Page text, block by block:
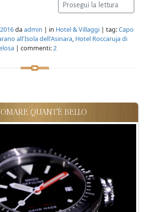
Prosegui la lettura
daadmin | in Hotel & Villaggi | tag:Capo
all'Isola dell'Asinara, Hotel Roccaruja di
| commenti:2
QUANT'È BELLO